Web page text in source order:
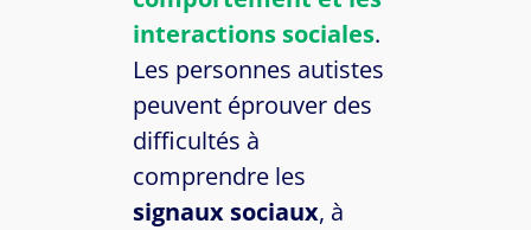
interactions sociales.
Les personnes autistes
peuvent éprouver des
difficultés à
comprendre les
signaux sociaux, à